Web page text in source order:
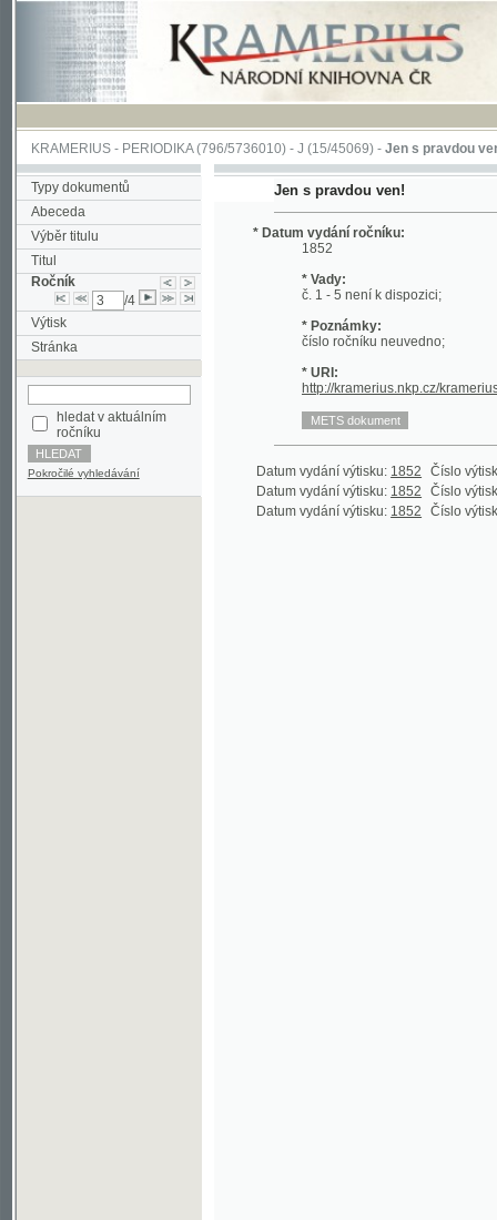
KRAMERIUS-PERIODIKA(796/5736010) -J(15/45069) -Jen s pravdou ven!(1/
Typy dokumentů
Abeceda
Výběr titulu
Titul
Ročník
/4
Výtisk
Stránka
hledat v aktuálním
Pokročilé vyhledávání
Jen s pravdou ven!
* Datum vydání ročníku:
1852
* Vady:
* Poznámky:
* URI:
http://kramerius.nkp.cz/kramerius/
Datum vydání výtisku:1852 Číslo výtisku:
Datum vydání výtisku:1852 Číslo výtisku:7
Datum vydání výtisku:1852 Číslo výtisku: